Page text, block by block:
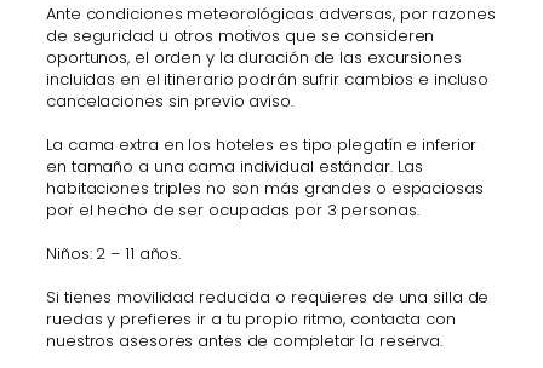
Ante condiciones meteorológicas adversas, por razones
de seguridad u otros motivos que se consideren
oportunos, el orden y la duración de las excursiones
incluidas en el itinerario podrán sufrir cambios e incluso
cancelaciones sin previo aviso.
La cama extra en los hoteles es tipo plegatín e inferior
en tamaño a una cama individual estándar. Las
habitaciones triples no son más grandes o espaciosas
por el hecho de ser ocupadas por 3 personas.
Niños: 2 – 11 años.
Si tienes movilidad reducida o requieres de una silla de
ruedas y prefieres ir a tu propio ritmo, contacta con
nuestros asesores antes de completar la reserva.